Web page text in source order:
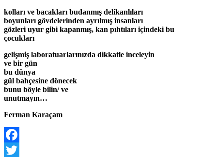
kolları ve bacakları budanmış delikanlıları
boyunları gövdelerinden ayrılmış insanları
gözleri uyur gibi kapanmış, kan pıhtıları içindeki bu
çocukları
gelişmiş laboratuarlarınızda dikkatle inceleyin
ve bir gün
bu dünya
gül bahçesine dönecek
bunu böyle bilin/ ve
unutmayın…
Ferman Karaçam
Facebook